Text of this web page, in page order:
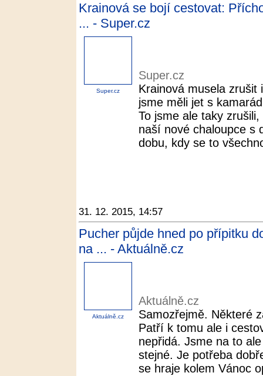
Krainová se bojí cestovat:
... - Super.cz
Super.cz
Super.cz
Krainová musela zrušit
jsme měli jet s
To jsme ale taky
naší nové chaloupce s
dobu, kdy se to
31. 12. 2015, 14:57
Pucher půjde hned po přípitku
na ... - Aktuálně.cz
Aktuálně.cz
Aktuálně.cz
Samozřejmě. Některé
Patří k tomu ale i
nepřidá. Jsme na to
stejné. Je potřeba
se hraje kolem Vánoc